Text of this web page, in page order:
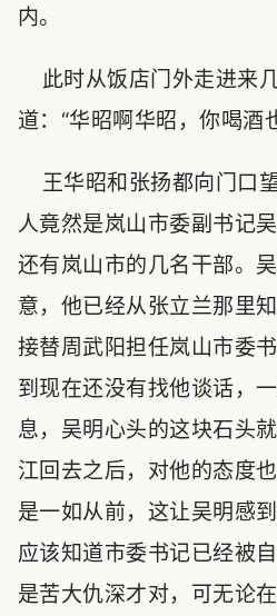
内。
此时从饭店门外走进来
道：“华昭啊华昭，你喝酒
王华昭和张扬都向门口
人竟然是岚山市委副书记
还有岚山市的几名干部。
意，他已经从张立兰那里
接替周武阳担任岚山市委
到现在还没有找他谈话，
息，吴明心头的这块石头
江回去之后，对他的态度
是一如从前，这让吴明感
应该知道市委书记已经被
是苦大仇深才对，可无论